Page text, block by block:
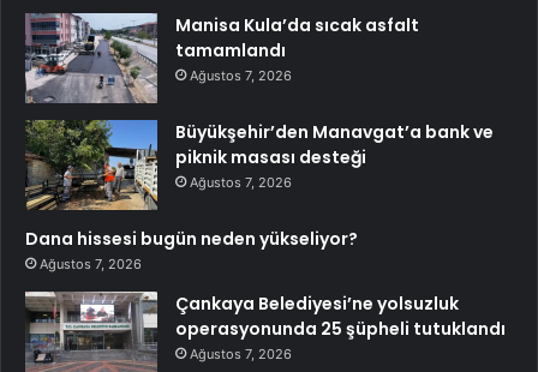
Manisa Kula’da sıcak asfalt
tamamlandı
Ağustos 7, 2026
Büyükşehir’den Manavgat’a bank ve
piknik masası desteği
Ağustos 7, 2026
Dana hissesi bugün neden yükseliyor?
Ağustos 7, 2026
Çankaya Belediyesi’ne yolsuzluk
operasyonunda 25 şüpheli tutuklandı
Ağustos 7, 2026